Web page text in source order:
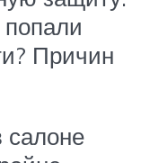
Причин
салоне